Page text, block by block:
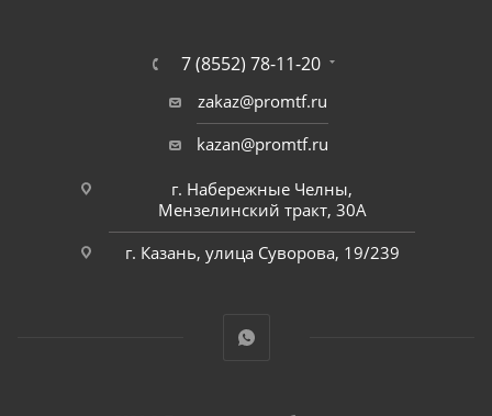
7 (8552) 78-11-20
zakaz@promtf.ru
kazan@promtf.ru
г. Набережные Челны,
Мензелинский тракт, 30А
г. Казань, улица Суворова, 19/239